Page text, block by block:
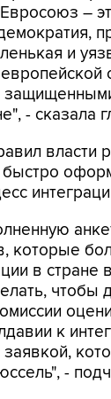
Евросоюз –
и
- сказала
власти
быстро
которые
в стране
чтобы
к
заявкой,
-